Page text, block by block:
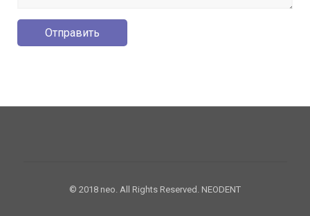
© 2018 neo. All Rights Reserved. NEODENT